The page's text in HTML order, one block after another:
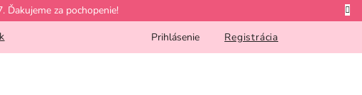
Ďakujeme za pochopenie!
Prihlásenie Registrácia